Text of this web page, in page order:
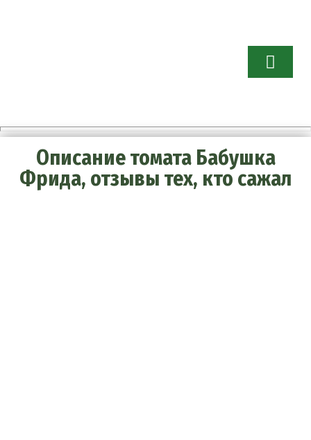
Огород без
садоводам
Описание томата Бабушка
Фрида, отзывы тех, кто сажал